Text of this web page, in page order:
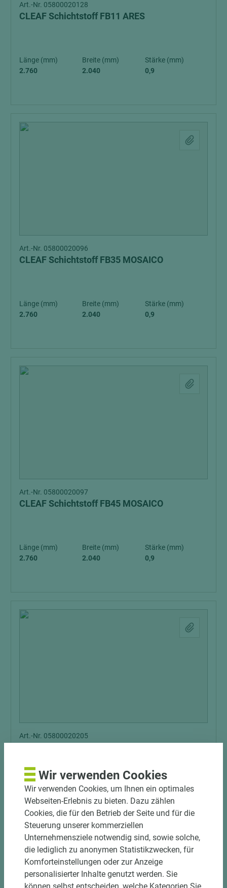
Art.-Nr. 05800020128
CLEAF Schichtstoff FB11 ARES
Länge (mm)
2.760
Breite (mm)
2.040
Stärke (mm)
0,9
Art.-Nr. 05800020096
CLEAF Schichtstoff FB35 MOSAICO
Länge (mm)
2.760
Breite (mm)
2.040
Stärke (mm)
0,9
Art.-Nr. 05800020097
CLEAF Schichtstoff FB45 MOSAICO
Länge (mm)
2.760
Breite (mm)
2.040
Stärke (mm)
0,9
Art.-Nr. 05800020205
Länge (mm)
2.760
Breite (mm)
2.040
Stärke (mm)
0,9
Wir verwenden Cookies
Wir verwenden Cookies, um Ihnen ein optimales
Webseiten-Erlebnis zu bieten. Dazu zählen
Cookies, die für den Betrieb der Seite und für die
Steuerung unserer kommerziellen
Unternehmensziele notwendig sind, sowie solche,
die lediglich zu anonymen Statistikzwecken, für
Komforteinstellungen oder zur Anzeige
personalisierter Inhalte genutzt werden. Sie
können selbst entscheiden, welche Kategorien Sie